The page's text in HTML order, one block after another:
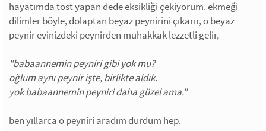
hayatımda tost yapan dede eksikliği çekiyorum. ekmeği
dilimler böyle, dolaptan beyaz peynirini çıkarır, o beyaz
peynir evinizdeki peynirden muhakkak lezzetli gelir,
"babaannemin peyniri gibi yok mu?
oğlum aynı peynir işte, birlikte aldık.
yok babaannemin peyniri daha güzel ama."
ben yıllarca o peyniri aradım durdum hep.